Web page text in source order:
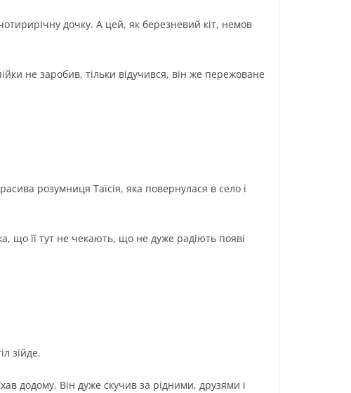
дочку. А цей, як березневий кіт, немов
не заробив, тільки відучився, він же пережоване
розумниця Таїсія, яка повернулася в село і
що її тут не чекають, що не дуже радіють появі
зійде.
додому. Він дуже скучив за рідними, друзями і